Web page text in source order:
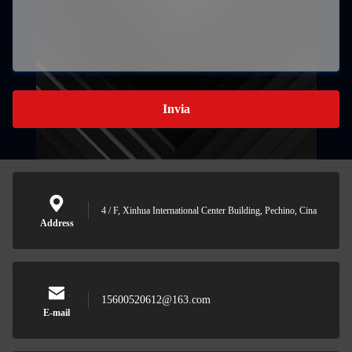
Invia
Address
4 / F, Xinhua International Center Building, Pechino, Cina
E-mail
15600520612@163.com